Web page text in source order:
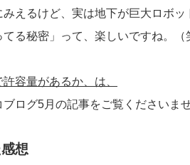
みえるけど、実は地下が巨大ロボ
てる秘密」って、楽しいですね。（
容量があるか、は、
ログ5月の記事をご覧くださいませ
想